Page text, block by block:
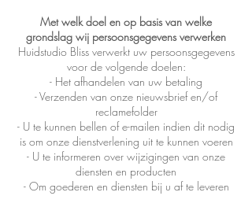
Met welk doel en op basis van welke
grondslag wij persoonsgegevens verwerken
Huidstudio Bliss verwerkt uw persoonsgegevens
voor de volgende doelen:
- Het afhandelen van uw betaling
- Verzenden van onze nieuwsbrief en/of
reclamefolder
- U te kunnen bellen of e-mailen indien dit nodig
is om onze dienstverlening uit te kunnen voeren
- U te informeren over wijzigingen van onze
diensten en producten
- Om goederen en diensten bij u af te leveren